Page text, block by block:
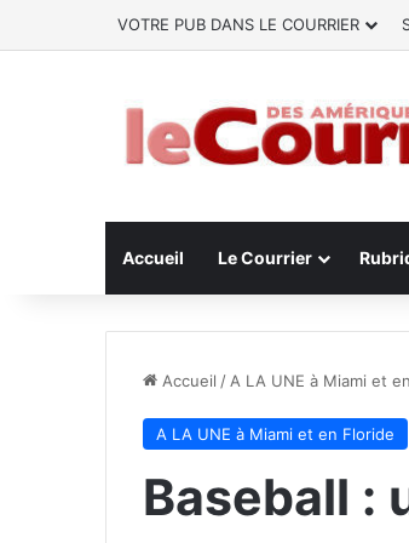
VOTRE PUB DANS LE COURRIER
Accueil Le Courrier
Accueil / A LA UNE à Miami et
A LA UNE à Miami et en Floride
Baseball :